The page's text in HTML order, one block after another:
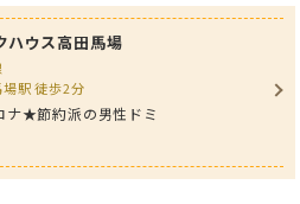
ハウス高田馬場
駅 徒歩2分
ナ★節約派の男性ドミ